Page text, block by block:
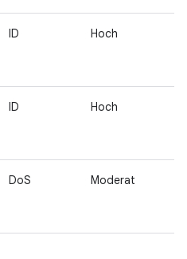
ID Hoch
ID Hoch
DoS Moderat